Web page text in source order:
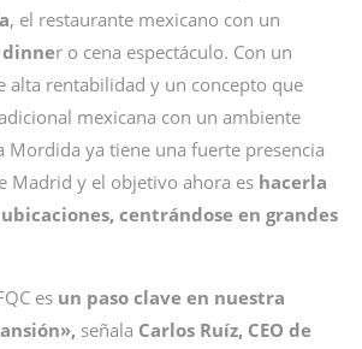
, el restaurante mexicano con un
r o cena espectáculo. Con un
alta rentabilidad y un concepto que
mexicana con un ambiente
Mordida ya tiene una fuerte presencia
Madrid y el objetivo ahora es hacerla
centrándose en grandes
es un paso clave en nuestra
señala Carlos Ruíz, CEO de